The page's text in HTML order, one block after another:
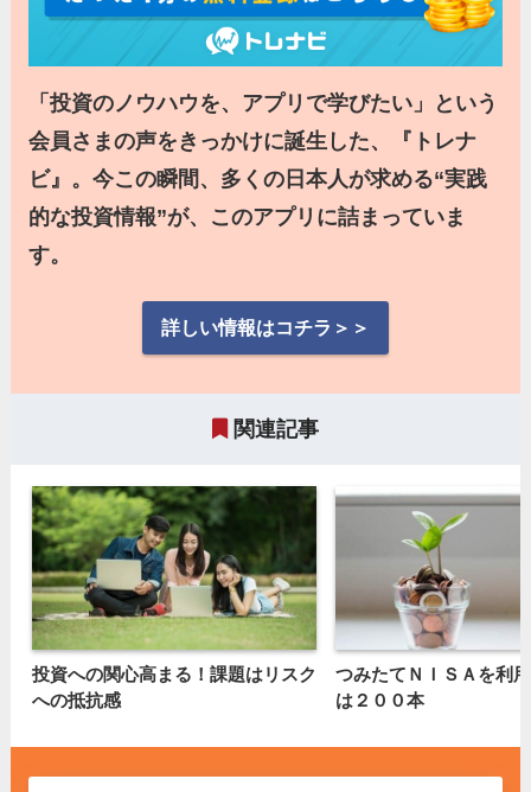
「投資のノウハウを、アプリで学びたい」という
会員さまの声をきっかけに誕生した、『トレナ
ビ』。今この瞬間、多くの日本人が求める“実践
的な投資情報”が、このアプリに詰まっていま
す。
詳しい情報はコチラ＞＞
関連記事
投資への関心高まる！課題はリスク
への抵抗感
つみたてＮＩＳＡを利
は２００本